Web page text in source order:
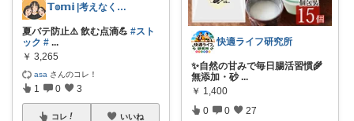
𝕋𝕠𝕞𝕚 |考えなくていい暮らし
夏バテ防止⚠️ 飲む点滴💪 #スト
ック # ...
￥ 3,265
asa さんのコレ！
1 0 3
コレ いいね
快適ライフ研究所
✨自然の甘みで毎日腸活習慣🌾
無添加・砂 ...
￥ 1,400
0 0 27